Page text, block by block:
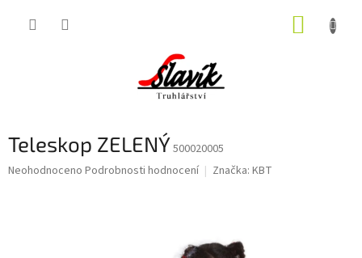
Teleskop ZELENÝ500020005
Průměrné
Neohodnoceno Podrobnosti hodnocení Značka: KBT